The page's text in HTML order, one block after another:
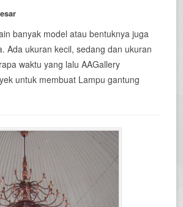
banyak model atau bentuknya juga
Ada ukuran kecil, sedang dan ukuran
waktu yang lalu AAGallery
untuk membuat Lampu gantung